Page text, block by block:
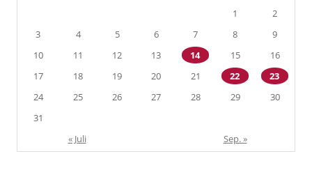
1
2
3
4 5 6 7 8
9
10
11 12 13 14 15
16
17
18 19 20 21 22
23
24
25 26 27 28 29
30
31
« Juli
Sep. »